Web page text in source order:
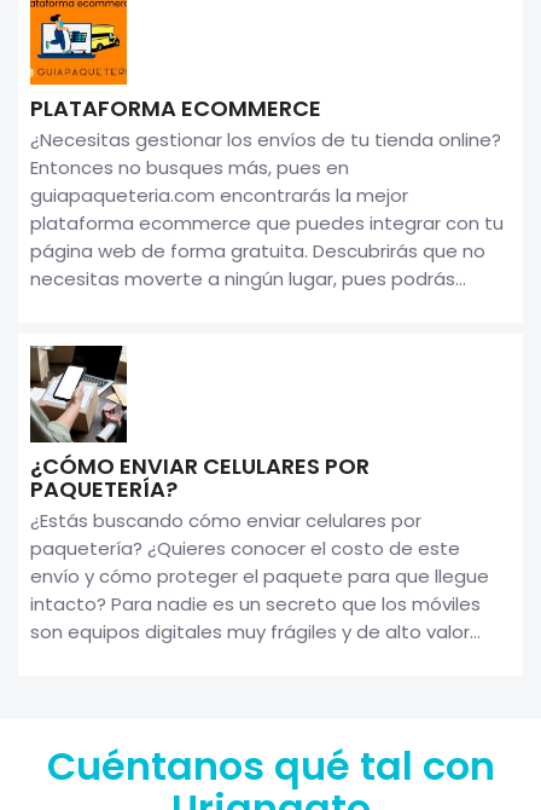
PLATAFORMA ECOMMERCE
¿Necesitas gestionar los envíos de tu tienda online?
Entonces no busques más, pues en
guiapaqueteria.com encontrarás la mejor
plataforma ecommerce que puedes integrar con tu
página web de forma gratuita. Descubrirás que no
necesitas moverte a ningún lugar, pues podrás...
¿CÓMO ENVIAR CELULARES POR
PAQUETERÍA?
¿Estás buscando cómo enviar celulares por
paquetería? ¿Quieres conocer el costo de este
envío y cómo proteger el paquete para que llegue
intacto? Para nadie es un secreto que los móviles
son equipos digitales muy frágiles y de alto valor...
Cuéntanos qué tal con